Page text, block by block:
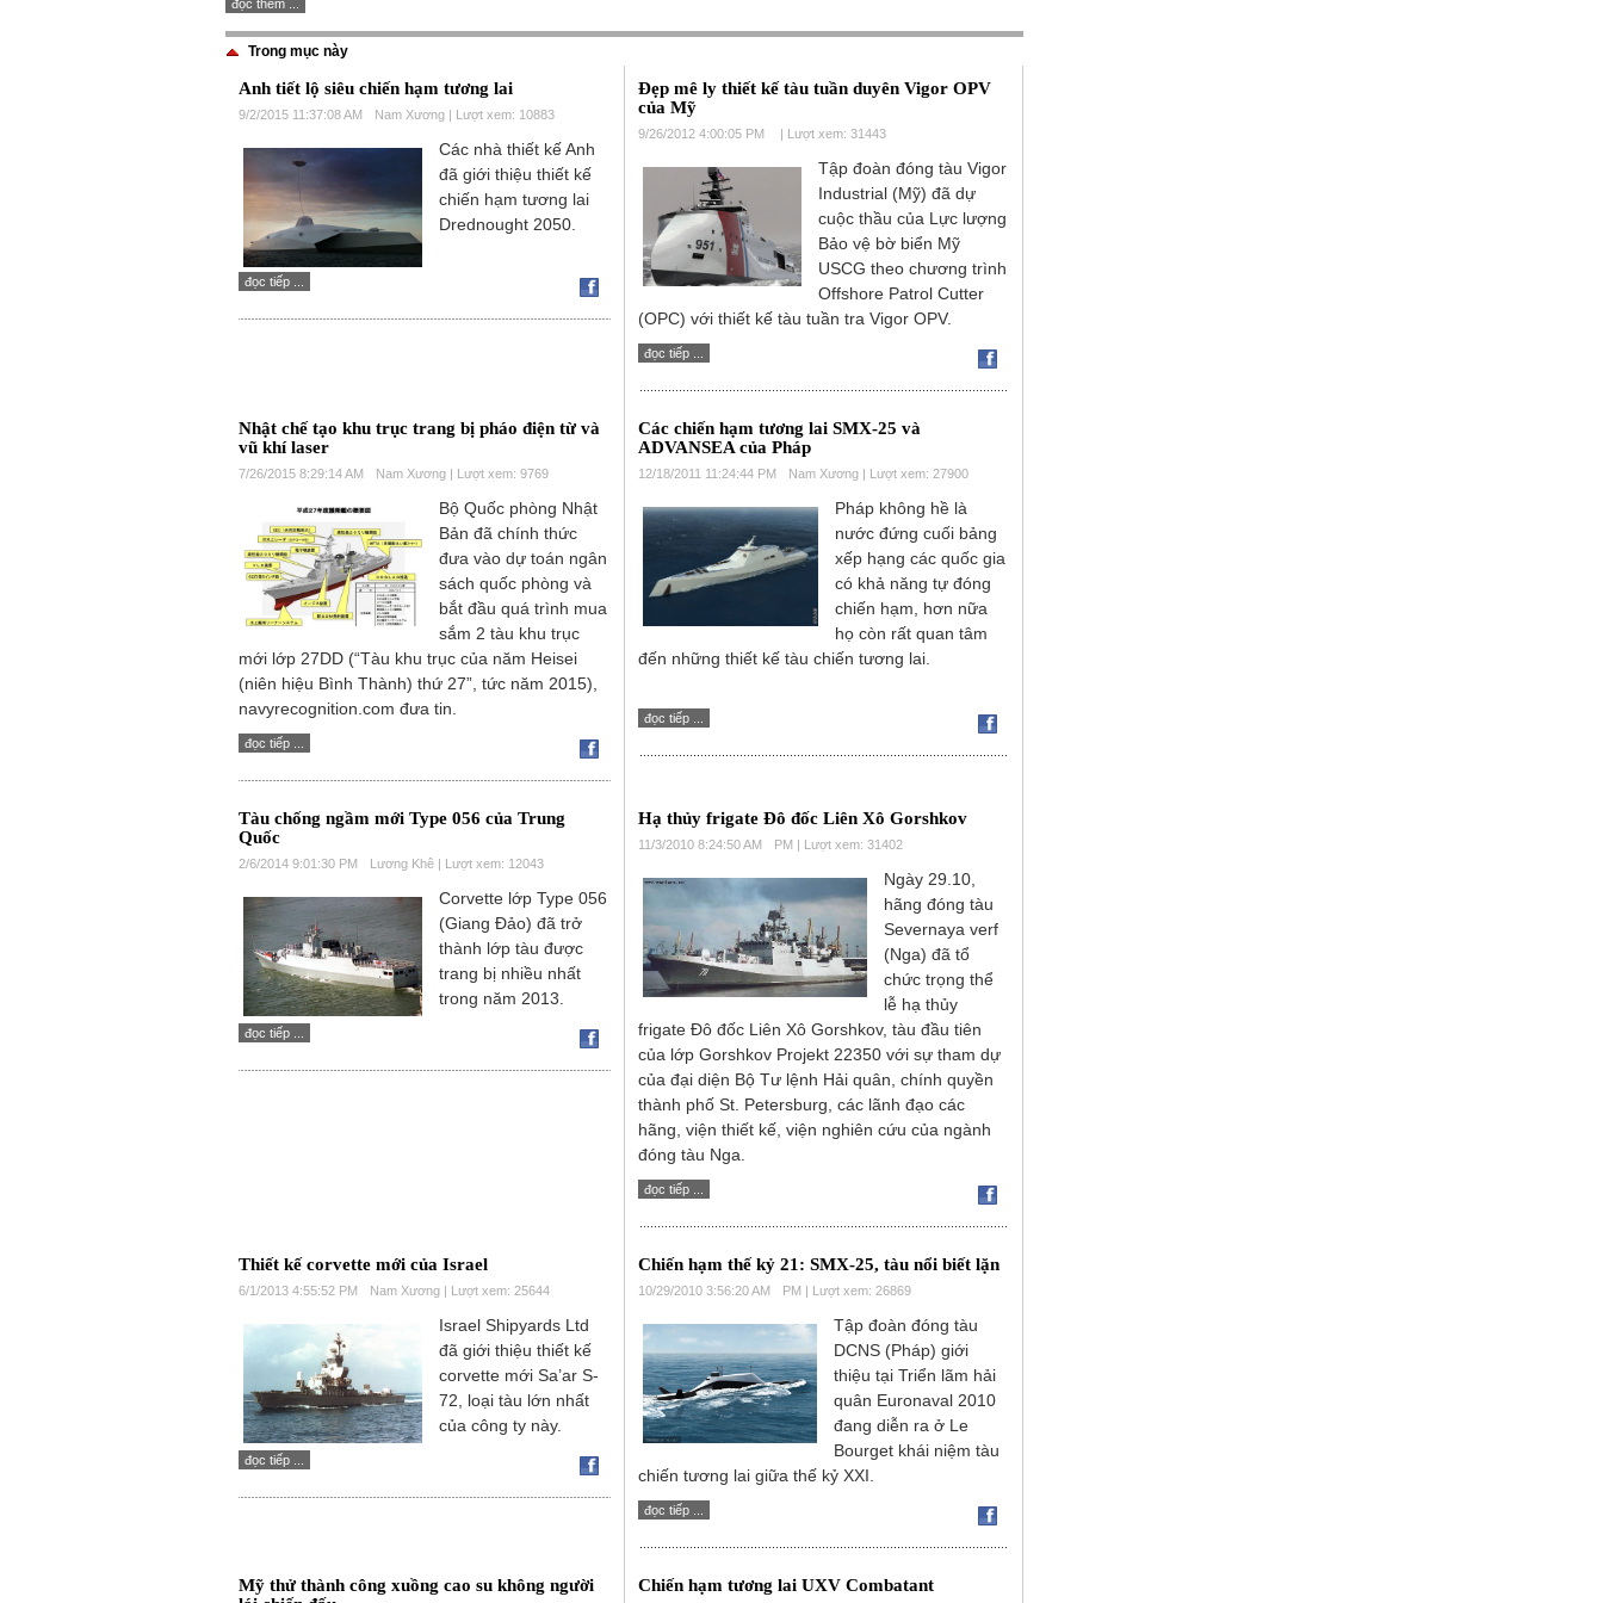
đọc thêm ...
Trong mục này
Anh tiết lộ siêu chiến hạm tương lai
9/2/2015 11:37:08 AM Nam Xương | Lượt xem: 10883
Các nhà thiết kế Anh
đã giới thiệu thiết kế
chiến hạm tương lai
Drednought 2050.
đọc tiếp ...
Đẹp mê ly thiết kế tàu tuần duyên Vigor OPV
của Mỹ
9/26/2012 4:00:05 PM | Lượt xem: 31443
Tập đoàn đóng tàu Vigor
Industrial (Mỹ) đã dự
cuộc thầu của Lực lượng
Bảo vệ bờ biển Mỹ
USCG theo chương trình
Offshore Patrol Cutter
(OPC) với thiết kế tàu tuần tra Vigor OPV.
đọc tiếp ...
Nhật chế tạo khu trục trang bị pháo điện từ và
vũ khí laser
7/26/2015 8:29:14 AM Nam Xương | Lượt xem: 9769
Bộ Quốc phòng Nhật
Bản đã chính thức
đưa vào dự toán ngân
sách quốc phòng và
bắt đầu quá trình mua
sắm 2 tàu khu trục
mới lớp 27DD (“Tàu khu trục của năm Heisei
(niên hiệu Bình Thành) thứ 27”, tức năm 2015),
navyrecognition.com đưa tin.
đọc tiếp ...
Các chiến hạm tương lai SMX-25 và
ADVANSEA của Pháp
12/18/2011 11:24:44 PM Nam Xương | Lượt xem: 27900
Pháp không hề là
nước đứng cuối bảng
xếp hạng các quốc gia
có khả năng tự đóng
chiến hạm, hơn nữa
họ còn rất quan tâm
đến những thiết kế tàu chiến tương lai.
đọc tiếp ...
Tàu chống ngầm mới Type 056 của Trung
Quốc
2/6/2014 9:01:30 PM Lương Khê | Lượt xem: 12043
Corvette lớp Type 056
(Giang Đảo) đã trở
thành lớp tàu được
trang bị nhiều nhất
trong năm 2013.
đọc tiếp ...
Hạ thủy frigate Đô đốc Liên Xô Gorshkov
11/3/2010 8:24:50 AM PM | Lượt xem: 31402
Ngày 29.10,
hãng đóng tàu
Severnaya verf
(Nga) đã tổ
chức trọng thể
lễ hạ thủy
frigate Đô đốc Liên Xô Gorshkov, tàu đầu tiên
của lớp Gorshkov Projekt 22350 với sự tham dự
của đại diện Bộ Tư lệnh Hải quân, chính quyền
thành phố St. Petersburg, các lãnh đạo các
hãng, viện thiết kế, viện nghiên cứu của ngành
đóng tàu Nga.
đọc tiếp ...
Thiết kế corvette mới của Israel
6/1/2013 4:55:52 PM Nam Xương | Lượt xem: 25644
Israel Shipyards Ltd
đã giới thiệu thiết kế
corvette mới Sa’ar S-
72, loại tàu lớn nhất
của công ty này.
đọc tiếp ...
Chiến hạm thế kỷ 21: SMX-25, tàu nổi biết lặn
10/29/2010 3:56:20 AM PM | Lượt xem: 26869
Tập đoàn đóng tàu
DCNS (Pháp) giới
thiệu tại Triển lãm hải
quân Euronaval 2010
đang diễn ra ở Le
Bourget khái niệm tàu
chiến tương lai giữa thế kỷ XXI.
đọc tiếp ...
Mỹ thử thành công xuồng cao su không người
Chiến hạm tương lai UXV Combatant